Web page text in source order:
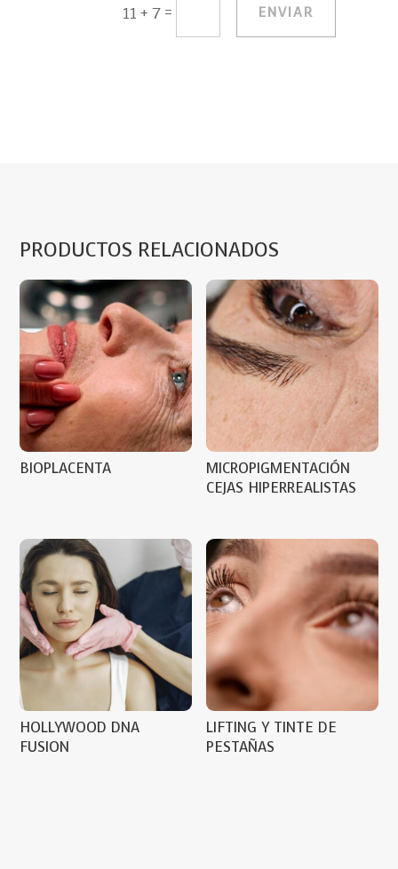
11 + 7 = ENVIAR
PRODUCTOS RELACIONADOS
BIOPLACENTA
MICROPIGMENTACIÓN
CEJAS HIPERREALISTAS
HOLLYWOOD DNA
FUSION
LIFTING Y TINTE DE
PESTAÑAS